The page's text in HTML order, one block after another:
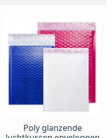
Poly glanzende